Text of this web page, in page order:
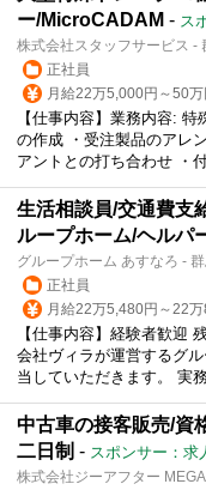
ー/MicroCADAM - ス
株式会社スタッフサービス -
正社員
月給22万5,000円～50万
【仕事内容】業務内容:
の作成 ・受注製品のアレ
アントとの打ち合わせ ・
生活相談員/交通費支
ループホーム/ヘルパ
グループホーム あすなろ -
正社員
月給22万5,480円～22
【仕事内容】経験者歓迎
会社ヴィラが運営するグ
当していただきます。 実
中古車の接客販売/資
二日制 - スポンサー：求
株式会社ジーアフター